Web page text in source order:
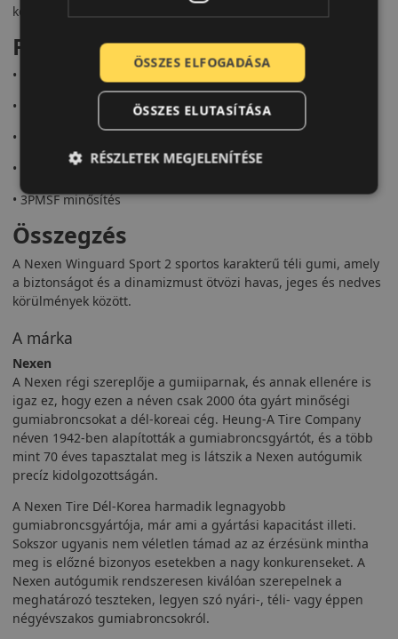
kellene kötniük a biztonságban.
Fő előnyök röviden:
• Sportos kialakítás
• Rövid fékút havas és jeges úton
• Aszimmetrikus futófelület
• Aquaplaning elleni védelem
• 3PMSF minősítés
Összegzés
A Nexen Winguard Sport 2 sportos karakterű téli gumi, amely
a biztonságot és a dinamizmust ötvözi havas, jeges és nedves
körülmények között.
A márka
Nexen
A Nexen régi szereplője a gumiiparnak, és annak ellenére is
igaz ez, hogy ezen a néven csak 2000 óta gyárt minőségi
gumiabroncsokat a dél-koreai cég. Heung-A Tire Company
néven 1942-ben alapították a gumiabroncsgyártót, és a több
mint 70 éves tapasztalat meg is látszik a Nexen autógumik
precíz kidolgozottságán.
A Nexen Tire Dél-Korea harmadik legnagyobb
gumiabroncsgyártója, már ami a gyártási kapacitást illeti.
Sokszor ugyanis nem véletlen támad az az érzésünk mintha
meg is előzné bizonyos esetekben a nagy konkurenseket. A
Nexen autógumik rendszeresen kiválóan szerepelnek a
meghatározó teszteken, legyen szó nyári-, téli- vagy éppen
négyévszakos gumiabroncsokról.
ÖSSZES ELFOGADÁSA
ÖSSZES ELUTASÍTÁSA
RÉSZLETEK MEGJELENÍTÉSE